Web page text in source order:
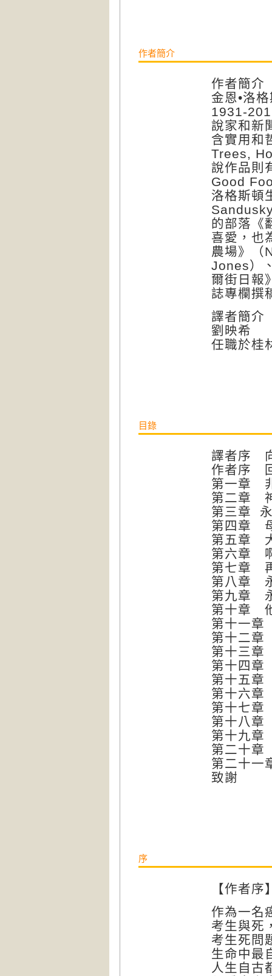
作者簡介
作者簡介
金恩•洛
1931-
說家和新
含實用和
Trees,
說作品則
Good
洛格斯頓
的部落《
喜愛，也
農場》（
Jones）
爾街日報
誌專欄撰
譯者簡介
劉映希
任職於桂
目錄
譯者序
作者序
第一章
第二章
第三章
第四章
第五章
第六章
第七章
第八章
第九章
第十章
第十一章
第十二
第十三章
第十四
第十五
第十六章
第十七
第十八
第十九章
第二十
第二十一
致謝
序
【作者
作為一名
考生與死
考生死問
生命中最
人生自古